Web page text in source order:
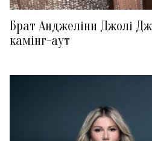
Брат Анджеліни Джолі
камінг-аут